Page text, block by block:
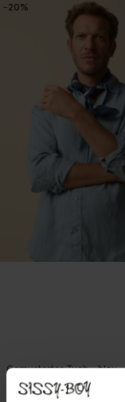
Gemustertes Tuch - blau
24.9919.99
-20%